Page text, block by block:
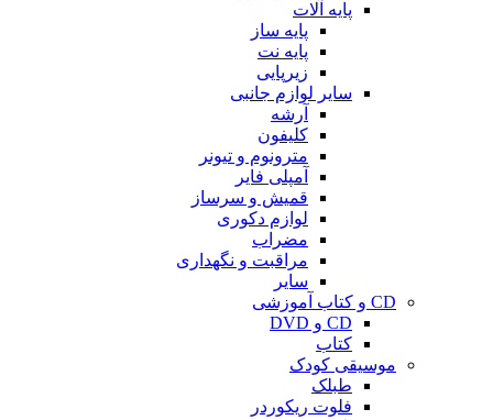
پایه آلات
پایه ساز
پایه نت
زیرپایی
سایر لوازم جانبی
آرشه
کلیفون
مترونوم و تیونر
آمپلی فایر
قمیش و سرساز
لوازم دکوری
مضراب
مراقبت و نگهداری
سایر
CD و کتاب آموزشی
CD و DVD
کتاب
موسیقی کودک
طبلک
فلوت ریکوردر